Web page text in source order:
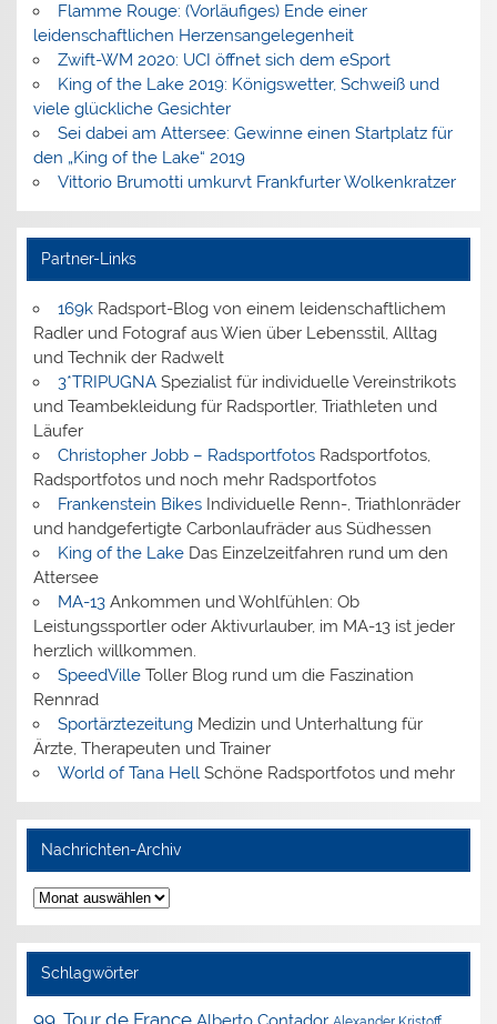
Flamme Rouge: (Vorläufiges) Ende einer
leidenschaftlichen Herzensangelegenheit
Zwift-WM 2020: UCI öffnet sich dem eSport
King of the Lake 2019: Königswetter, Schweiß und
viele glückliche Gesichter
Sei dabei am Attersee: Gewinne einen Startplatz für
den „King of the Lake“ 2019
Vittorio Brumotti umkurvt Frankfurter Wolkenkratzer
Partner-Links
169kRadsport-Blog von einem leidenschaftlichem
Radler und Fotograf aus Wien über Lebensstil, Alltag
und Technik der Radwelt
3*TRIPUGNASpezialist für individuelle Vereinstrikots
und Teambekleidung für Radsportler, Triathleten und
Läufer
Christopher Jobb – RadsportfotosRadsportfotos,
Radsportfotos und noch mehr Radsportfotos
Frankenstein BikesIndividuelle Renn-, Triathlonräder
und handgefertigte Carbonlaufräder aus Südhessen
King of the LakeDas Einzelzeitfahren rund um den
Attersee
MA-13Ankommen und Wohlfühlen: Ob
Leistungssportler oder Aktivurlauber, im MA-13 ist jeder
herzlich willkommen.
SpeedVilleToller Blog rund um die Faszination
Rennrad
SportärztezeitungMedizin und Unterhaltung für
Ärzte, Therapeuten und Trainer
World of Tana HellSchöne Radsportfotos und mehr
Nachrichten-Archiv
Nachrichten-
Archiv
Schlagwörter